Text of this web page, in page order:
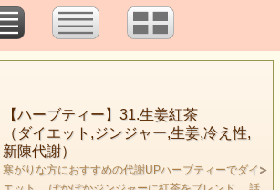
【ハーブティー】31.生姜紅茶
（ダイエット,ジンジャー,生姜,冷え性,
新陳代謝）
寒がりな方におすすめの代謝UPハーブティーでダイ